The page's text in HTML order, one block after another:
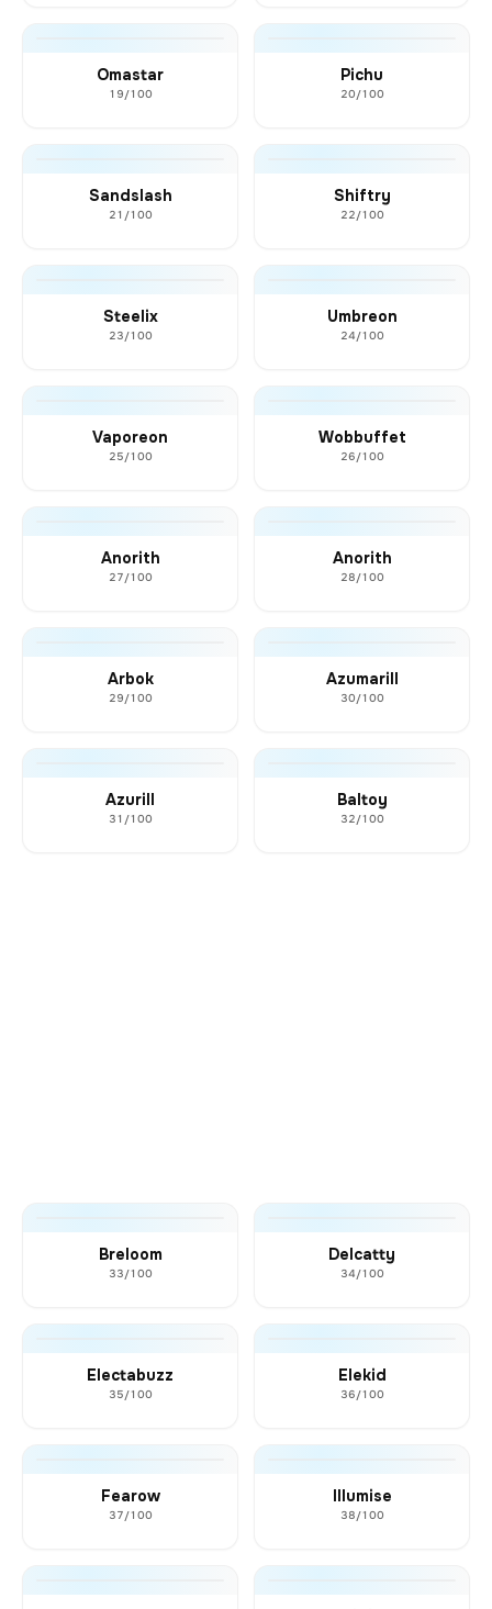
Omastar
19/100
Pichu
20/100
Sandslash
21/100
Shiftry
22/100
Steelix
23/100
Umbreon
24/100
Vaporeon
25/100
Wobbuffet
26/100
Anorith
27/100
Anorith
28/100
Arbok
29/100
Azumarill
30/100
Azurill
31/100
Baltoy
32/100
Breloom
33/100
Delcatty
34/100
Electabuzz
35/100
Elekid
36/100
Fearow
37/100
Illumise
38/100